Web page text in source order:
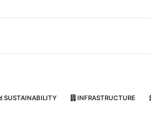
SUSTAINABILITY INFRASTRUCTURE